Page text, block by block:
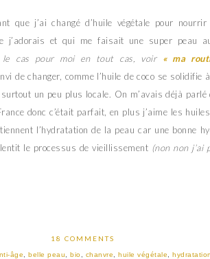
que j’ai changé d’huile végétale pour nourrir
j’adorais et qui me faisait une super peau
le cas pour moi en tout cas, voir
« ma
de changer, comme l’huile de coco se solidifie
un peu plus locale. On m’avais déjà parlé
donc c’était parfait, en plus j’aime les
l’hydratation de la peau car une bonne
le processus de vieillissement (non non j’ai
18 COMMENTS
âge belle peau bio chanvre huile végétale hydratation